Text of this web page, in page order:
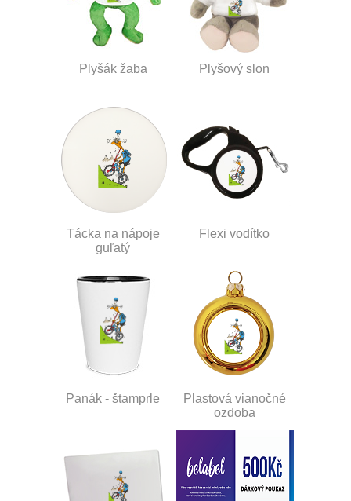
Plyšák žaba Plyšový slon
Tácka na nápoje
guľatý
Flexi vodítko
Panák - štamprle
Plastová vianočné
ozdoba